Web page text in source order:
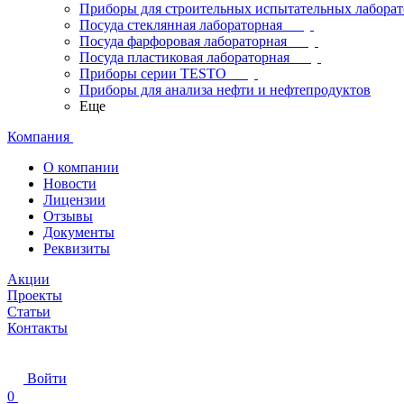
Приборы для строительных испытательных
Посуда стеклянная лабораторная
Посуда фарфоровая лабораторная
Посуда пластиковая лабораторная
Приборы серии TESTO
Приборы для анализа нефти и нефтепродуктов
Еще
Компания
О компании
Новости
Лицензии
Отзывы
Документы
Реквизиты
Акции
Проекты
Статьи
Контакты
Войти
0